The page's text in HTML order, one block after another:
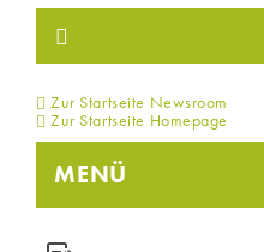
Zur Startseite Newsroom
Zur Startseite Homepage
MENÜ